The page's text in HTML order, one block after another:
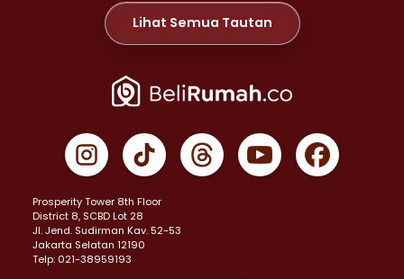
Properti Dijual di Meruya >
Properti Dijual di Jelambar >
Properti Dijual di Jakarta Pusat >
Properti Dijual di Gambir >
Properti Dijual di Johar Baru >
Properti Dijual di Menteng >
Properti Dijual di Senen >
Properti Dijual di Tanah Abang >
Properti Dijual di Cikini >
Lihat Semua Tautan
Prosperity Tower 8th Floor
District 8, SCBD Lot 28
JI. Jend. Sudirman Kav. 52-53
Jakarta Selatan 12190
Telp: 021-38959193